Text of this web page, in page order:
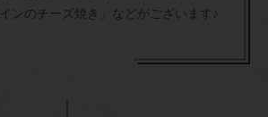
ンのチーズ焼き」などがございます♪